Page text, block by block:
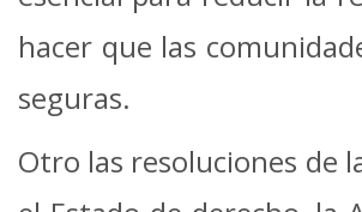
hacer que las
seguras.
Otro las resoluciones de